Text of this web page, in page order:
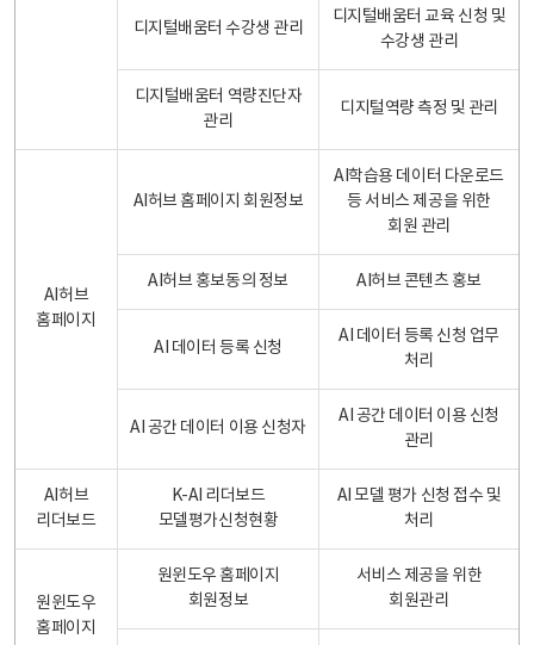
디지털배움터 수강생 관리
디지털배움터 교육 신청 및
수강생 관리
디지털배움터 역량진단자
관리
디지털역량 측정 및 관리
AI허브
홈페이지
AI허브 홈페이지 회원정보
AI학습용 데이터 다운로드
등 서비스 제공을 위한
회원 관리
AI허브 홍보동의 정보 AI허브 콘텐츠 홍보
AI 데이터 등록 신청
AI 데이터 등록 신청 업무
처리
AI 공간 데이터 이용 신청자
AI 공간 데이터 이용 신청
관리
AI허브
리더보드
K-AI 리더보드
모델평가신청현황
AI 모델 평가 신청 접수 및
처리
원윈도우
홈페이지
원윈도우 홈페이지
회원정보
서비스 제공을 위한
회원관리